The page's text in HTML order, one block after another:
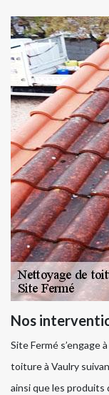
Nos
Site Fermé
toiture à Vaulry
ainsi que les